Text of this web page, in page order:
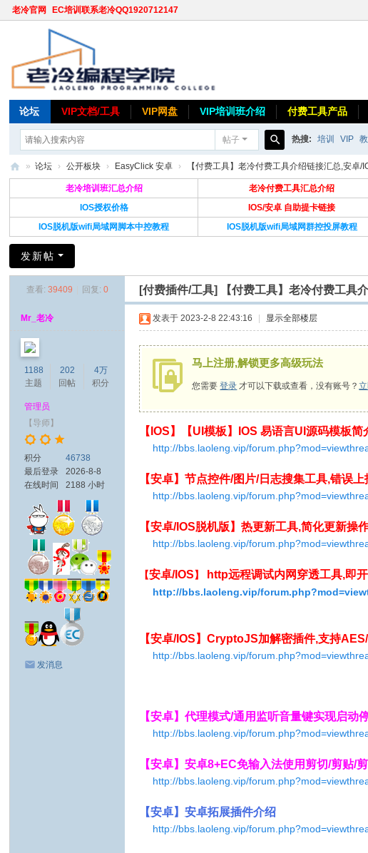
老冷官网 EC培训联系老冷QQ1920712147
论坛 VIP文档/工具 VIP网盘 VIP培训班介绍 付费工具产品
帖子
搜
索
热搜: 培训 VIP
坛
» 论坛 › 公开板块 › EasyClick 安卓 › 【付费工具】老冷付费工具介绍链接汇总,安卓/
老冷培训班汇总介绍 老冷付费工具汇总介绍
IOS授权价格
IOS/安卓 自助提卡链接
IOS脱机版wifi局域网脚本中控教程
IOS脱机版wifi局域网群控投屏教程
发新帖
查看: 39409 回复: 0 [付费插件/工具] 【付费工具】老冷付费工具
Mr_老冷
1188
主题
202
回帖
4万
积分
管理员
【导师】
积分
46738
最后登录
2026-8-8
在线时间
2188 小时
发消息
发表于 2023-2-8 22:43:16 显示全部楼层
马上注册,解锁更多高级玩法
您需要登录 才可以下载或查看，没有账号？
【IOS】【UI模板】IOS 易语言UI源码模板简
http://bbs.laoleng.vip/
【安卓】节点控件/图片/日志搜集工具,错误
http://bbs.laoleng.vip/
【安卓/IOS脱机版】热更新工具,简化更新操
http://bbs.laoleng.vip/
【安卓/IOS】 http远程调试内网穿透工具,即
http://bbs.laoleng.vip/
【安卓/IOS 】CryptoJS加解密插件,支持
http://bbs.laoleng.vip/
【安卓】代理模式/通用监听音量键实现启动
http://bbs.laoleng.vip/
【安卓】安卓8+EC免输入法使用剪切/剪
http://bbs.laoleng.vip/
【安卓】安卓拓展插件介绍
http://bbs.laoleng.vip/